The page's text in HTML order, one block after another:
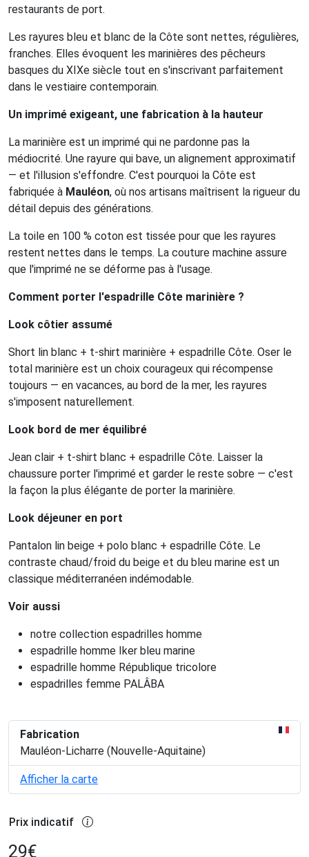
restaurants de port.
Les rayures bleu et blanc de la Côte sont nettes, régulières,
franches. Elles évoquent les marinières des pêcheurs
basques du XIXe siècle tout en s'inscrivant parfaitement
dans le vestiaire contemporain.
Un imprimé exigeant, une fabrication à la hauteur
La marinière est un imprimé qui ne pardonne pas la
médiocrité. Une rayure qui bave, un alignement approximatif
— et l'illusion s'effondre. C'est pourquoi la Côte est
fabriquée à Mauléon, où nos artisans maîtrisent la rigueur du
détail depuis des générations.
La toile en 100 % coton est tissée pour que les rayures
restent nettes dans le temps. La couture machine assure
que l'imprimé ne se déforme pas à l'usage.
Comment porter l'espadrille Côte marinière ?
Look côtier assumé
Short lin blanc + t-shirt marinière + espadrille Côte. Oser le
total marinière est un choix courageux qui récompense
toujours — en vacances, au bord de la mer, les rayures
s'imposent naturellement.
Look bord de mer équilibré
Jean clair + t-shirt blanc + espadrille Côte. Laisser la
chaussure porter l'imprimé et garder le reste sobre — c'est
la façon la plus élégante de porter la marinière.
Look déjeuner en port
Pantalon lin beige + polo blanc + espadrille Côte. Le
contraste chaud/froid du beige et du bleu marine est un
classique méditerranéen indémodable.
Voir aussi
notre collection espadrilles homme
espadrille homme Iker bleu marine
espadrille homme République tricolore
espadrilles femme PALÂBA
Fabrication
Mauléon-Licharre (Nouvelle-Aquitaine)
Afficher la carte
Prix indicatif
29€